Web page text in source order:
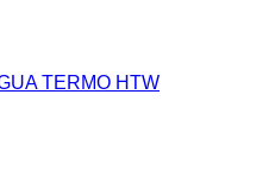
TERMO HTW